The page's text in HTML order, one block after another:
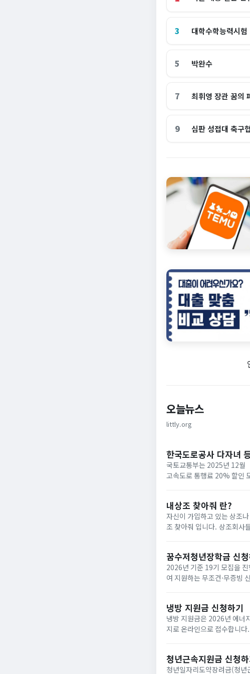
3 대학수학능력시험
5 박완수
7 최휘영 장관 꿈의
9 심판 성접대 축구
오늘뉴스
littly.org
한국도로공사 다자녀
국토교통부는 2025년 12월
고속도로 통행료 20% 할인
내상조 찾아줘 란?
자신이 가입하고 있는 상조
조 찾아줘 입니다. 상조회사들이 대부분 영세하여 폐업하는 사례가 속출하고 있는데 아래와 같은 사이트에서 조회하면
꿈수저청년장학금 신
2026년 기준 19기 모집을 진
여 지원하는 무조건·무증빙
냉방 지원금 신청하기
냉방 지원금은 2026년 에너
지로 온라인으로 접수합니다
청년근속지원금 신청
청년일자리도약장려금(청년